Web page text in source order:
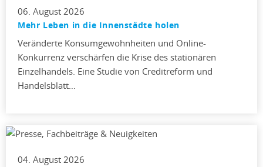
06. August 2026
Mehr Leben in die Innenstädte holen
Veränderte Konsumgewohnheiten und Online-
Konkurrenz verschärfen die Krise des stationären
Einzelhandels. Eine Studie von Creditreform und
Handelsblatt…
04. August 2026